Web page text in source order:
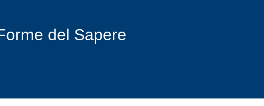
del Sapere